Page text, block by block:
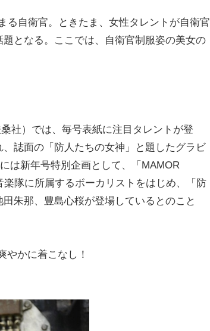
る自衛官。ときたま、女性タレントが自衛官
となる。ここでは、自衛官制服姿の美女の
社）では、毎号表紙に注目タレントが登
誌面の「防人たちの女神」と題したグラビ
は新年号特別企画として、「MAMOR
隊に所属するボーカリストをはじめ、「防
朱那、豊島心桜が登場しているとのこと
やかに着こなし！